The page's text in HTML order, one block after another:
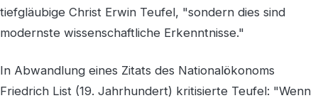
tiefgläubige Christ Erwin Teufel, "sondern dies sind
modernste wissenschaftliche Erkenntnisse."
In Abwandlung eines Zitats des Nationalökonoms
Friedrich List (19. Jahrhundert) kritisierte Teufel: "Wenn